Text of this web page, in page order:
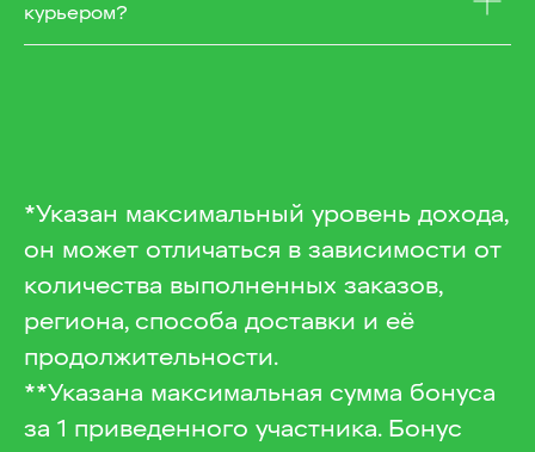
курьером?
*Указан максимальный уровень дохода,
он может отличаться в зависимости от
количества выполненных заказов,
региона, способа доставки и её
продолжительности.
**Указана максимальная сумма бонуса
за 1 приведенного участника. Бонус